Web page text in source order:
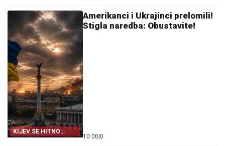
KIJEV SE HITNO
OGLASIO
Amerikanci i Ukrajinci prelomili!
Stigla naredba: Obustavite!
10:00 0